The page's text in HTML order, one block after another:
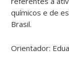
químicos e de
Brasil.
Orientador: